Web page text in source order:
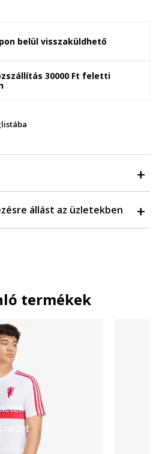
belül visszaküldhető
30000 Ft feletti
állást az üzletekben
termékek
nézet